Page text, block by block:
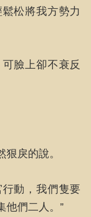
松將我方勢力
臉上卻不衰反
狠戾的說。
行動，我們隻要
他們二人。”